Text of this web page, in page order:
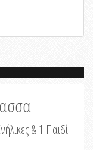
& 1 Παιδί